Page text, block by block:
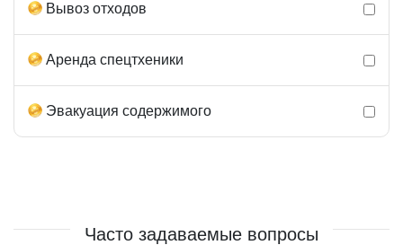
Вывоз отходов
Аренда спецтхеники
Эвакуация содержимого
Часто задаваемые вопросы